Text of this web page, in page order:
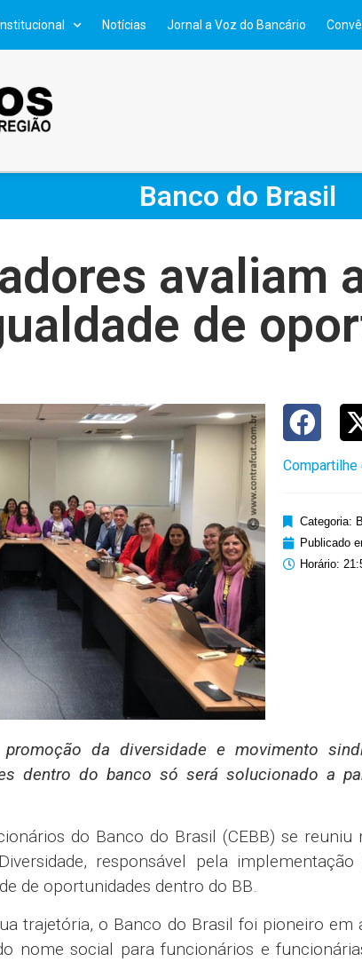
Institucional Notícias Jornal a Voz do Bancário
Banco do Brasil
avaliam
de
Compartilhe
Categoria:
Publicado
Horário:
da diversidade e movimento
dentro do banco só será solucionado a
do Banco do Brasil (CEBB) se reuniu
responsável pela
de oportunidades dentro do BB.
trajetória, o Banco do Brasil foi pioneiro em
nome social para funcionários e